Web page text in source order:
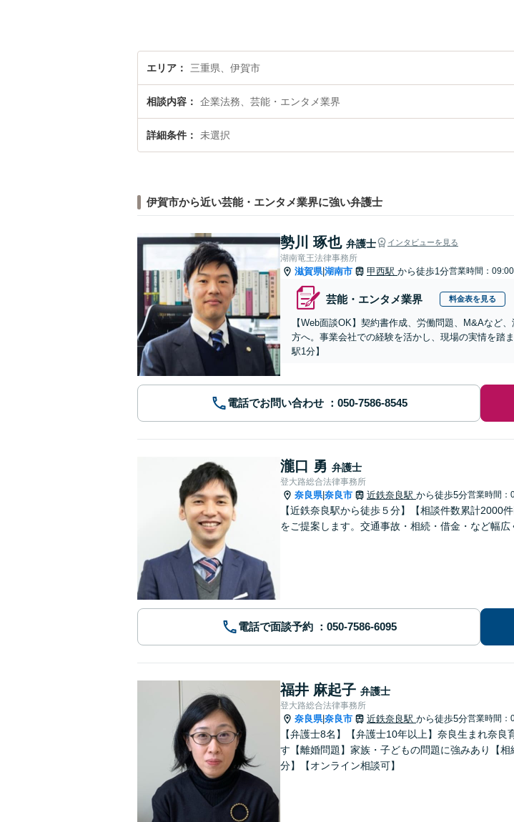
エリア 三重県、伊賀市
相談内容 企業法務、芸能・エンタメ業界
詳細条件 未選択
伊賀市から近い芸能・エンタメ業界に強い弁護士
勢川 琢也 弁護士 インタビューを見る
湖南竜王法律事務所
滋賀県|湖南市 甲西駅 から徒歩1分営業時間：
芸能・エンタメ業界 料金表を見る
【Web面談OK】契約書作成、労働問題、M&Aなど
方へ。事業会社での経験を活かし、現場の実情を踏
駅1分】
電話でお問い合わせ
瀧口 勇 弁護士
登大路総合法律事務所
奈良県|奈良市 近鉄奈良駅 から徒歩5分営業時間：
【近鉄奈良駅から徒歩５分】【相談件数累計2000
をご提案します。交通事故・相続・借金・など幅広
電話で面談予約
福井 麻起子 弁護士
登大路総合法律事務所
奈良県|奈良市 近鉄奈良駅 から徒歩5分営業時間：
【弁護士8名】【弁護士10年以上】奈良生まれ奈
す【離婚問題】家族・子どもの問題に強みあり【
分】【オンライン相談可】